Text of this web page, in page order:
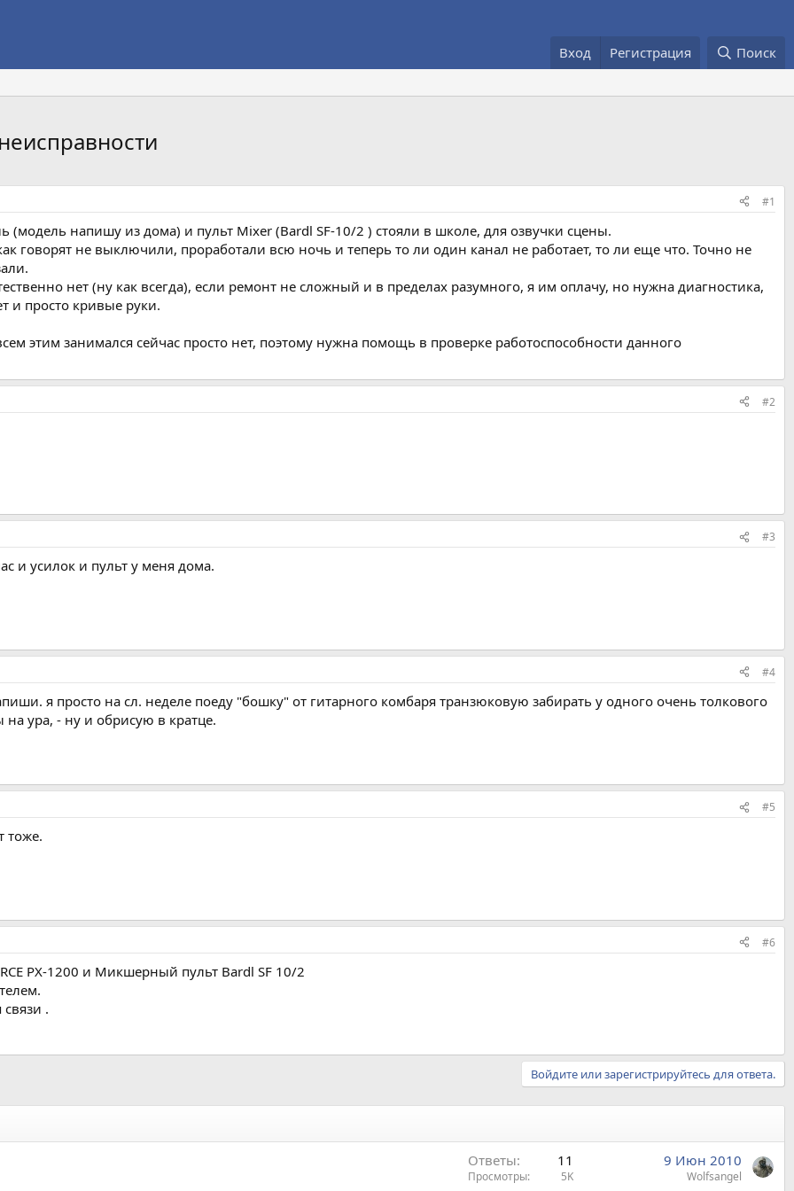
Вход Регистрация Поиск
#1
(модель напишу из дома) и пульт Mixer (Bardl SF-10/2 ) стояли в школе, для озвучки сцены.
говорят не выключили, проработали всю ночь и теперь то ли один канал не работает, то ли еще что. Точно не
нет (ну как всегда), если ремонт не сложный и в пределах разумного, я им оплачу, но нужна диагностика,
и просто кривые руки.
этим занимался сейчас просто нет, поэтому нужна помощь в проверке работоспособности данного
#2
#3
и усилок и пульт у меня дома.
#4
я просто на сл. неделе поеду "бошку" от гитарного комбаря транзюковую забирать у одного очень толкового
ура, - ну и обрисую в кратце.
#5
тоже.
#6
PX-1200 и Микшерный пульт Bardl SF 10/2
.
Войдите или зарегистрируйтесь для ответа.
Ответы 11
Просмотры 5K
9 Июн 2010
Wolfsangel